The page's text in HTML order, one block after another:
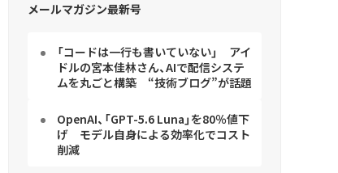
メールマガジン最新号
「コードは一行も書いていない」 アイ
ドルの宮本佳林さん、AIで配信システ
ムを丸ごと構築 “技術ブログ”が話題
OpenAI、「GPT-5.6 Luna」を80％値下
げ モデル自身による効率化でコスト
削減